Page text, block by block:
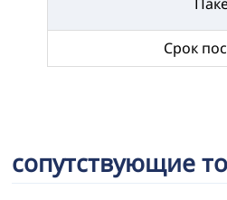
Срок
сопутствующие